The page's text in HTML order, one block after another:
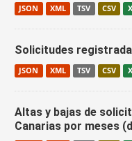
JSON XML TSV CSV
Solicitudes
JSON XML TSV CSV
Altas y bajas de
Canarias por meses